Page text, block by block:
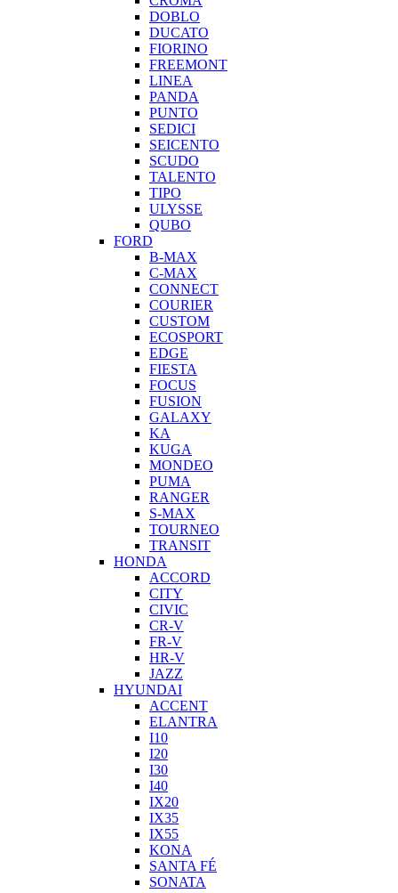
DOBLO
DUCATO
FIORINO
FREEMONT
LINEA
PANDA
PUNTO
SEDICI
SEICENTO
SCUDO
TALENTO
TIPO
ULYSSE
QUBO
FORD
B-MAX
C-MAX
CONNECT
COURIER
CUSTOM
ECOSPORT
EDGE
FIESTA
FOCUS
FUSION
GALAXY
KA
KUGA
MONDEO
PUMA
RANGER
S-MAX
TOURNEO
TRANSIT
HONDA
ACCORD
CITY
CIVIC
CR-V
FR-V
HR-V
JAZZ
HYUNDAI
ACCENT
ELANTRA
I10
I20
I30
I40
IX20
IX35
IX55
KONA
SANTA FÉ
SONATA